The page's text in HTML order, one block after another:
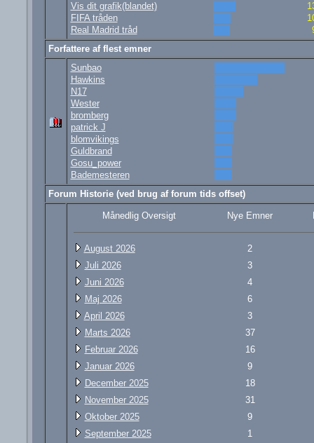
Vis dit grafik(blandet)
FIFA tråden
Real Madrid tråd
Forfattere af flest emner
Sunbao
Hawkins
N17
Wester
bromberg
patrick J
blomvikings
Guldbrand
Gosu_power
Bademesteren
Forum Historie (ved brug af forum tids offset)
Månedlig Oversigt Nye Emner
August 2026
2
Juli 2026
3
Juni 2026
4
Maj 2026
6
April 2026
3
Marts 2026
37
Februar 2026
16
Januar 2026
9
December 2025
18
November 2025
31
Oktober 2025
9
September 2025
1